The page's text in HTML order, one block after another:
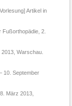
Artikel in
2.
Warschau.
10. September
März 2013,